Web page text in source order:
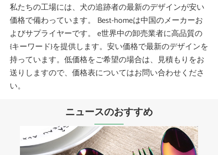
私たちの工場には、犬の追跡者の最新のデザインが安い
価格で備わっています。 Best-homeは中国のメーカーお
よびサプライヤーです。 e世界中の卸売業者に高品質の
{キーワード}を提供します。安い価格で最新のデザインを
持っています。低価格をご希望の場合は、見積もりをお
送りしますので、価格表についてはお問い合わせくださ
い。
ニュースのおすすめ